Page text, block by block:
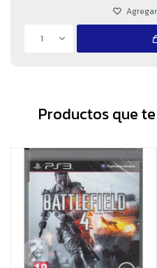
1
Productos que